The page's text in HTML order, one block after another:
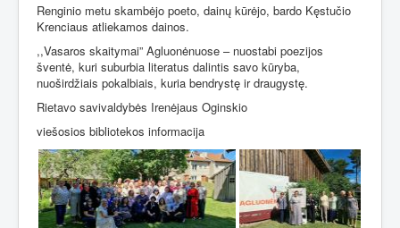
Renginio metu skambėjo poeto, dainų kūrėjo, bardo Kęstučio
Krenciaus atliekamos dainos.
,,Vasaros skaitymai” Agluonėnuose – nuostabi poezijos
šventė, kuri suburbia literatus dalintis savo kūryba,
nuoširdžiais pokalbiais, kuria bendrystę ir draugystę.
Rietavo savivaldybės Irenėjaus Oginskio
viešosios bibliotekos informacija